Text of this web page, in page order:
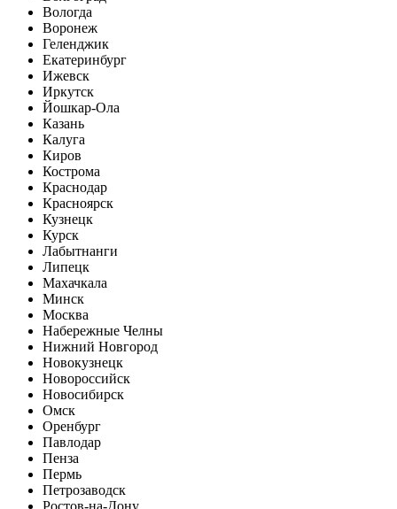
Вологда
Воронеж
Геленджик
Екатеринбург
Ижевск
Иркутск
Йошкар-Ола
Казань
Калуга
Киров
Кострома
Краснодар
Красноярск
Кузнецк
Курск
Лабытнанги
Липецк
Махачкала
Минск
Москва
Набережные Челны
Нижний Новгород
Новокузнецк
Новороссийск
Новосибирск
Омск
Оренбург
Павлодар
Пенза
Пермь
Петрозаводск
Ростов-на-Дону